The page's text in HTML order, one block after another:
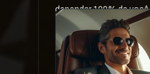
depender 100% de você.